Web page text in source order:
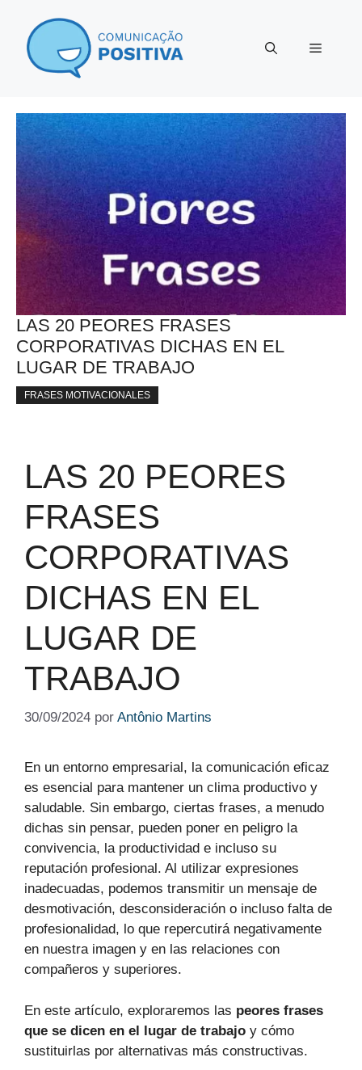
contenido
Menú
LAS 20 PEORES FRASES
CORPORATIVAS DICHAS EN EL
LUGAR DE TRABAJO
FRASES MOTIVACIONALES
LAS 20 PEORES
FRASES
CORPORATIVAS
DICHAS EN EL
LUGAR DE
TRABAJO
30/09/2024 por Antônio Martins
En un entorno empresarial, la comunicación eficaz
es esencial para mantener un clima productivo y
saludable. Sin embargo, ciertas frases, a menudo
dichas sin pensar, pueden poner en peligro la
convivencia, la productividad e incluso su
reputación profesional. Al utilizar expresiones
inadecuadas, podemos transmitir un mensaje de
desmotivación, desconsideración o incluso falta de
profesionalidad, lo que repercutirá negativamente
en nuestra imagen y en las relaciones con
compañeros y superiores.
En este artículo, exploraremos las peores frases
que se dicen en el lugar de trabajo y cómo
sustituirlas por alternativas más constructivas.